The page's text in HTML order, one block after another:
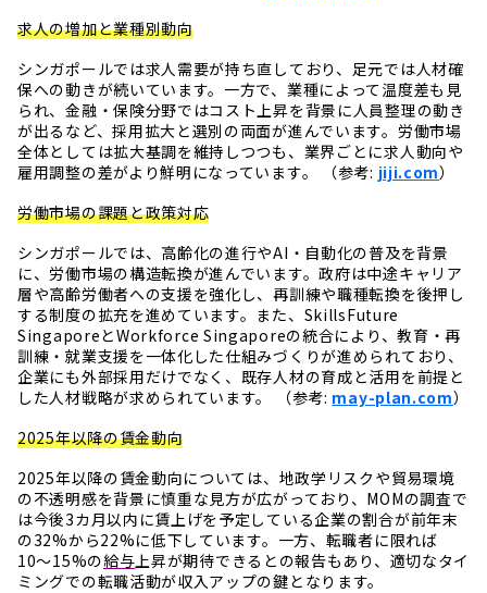
求人の増加と業種別動向
シンガポールでは求人需要が持ち直しており、足元では人材確
保への動きが続いています。一方で、業種によって温度差も見
られ、金融・保険分野ではコスト上昇を背景に人員整理の動き
が出るなど、採用拡大と選別の両面が進んでいます。労働市場
全体としては拡大基調を維持しつつも、業界ごとに求人動向や
雇用調整の差がより鮮明になっています。 （参考: jiji.com）
労働市場の課題と政策対応
シンガポールでは、高齢化の進行やAI・自動化の普及を背景
に、労働市場の構造転換が進んでいます。政府は中途キャリア
層や高齢労働者への支援を強化し、再訓練や職種転換を後押し
する制度の拡充を進めています。また、SkillsFuture
SingaporeとWorkforce Singaporeの統合により、教育・再
訓練・就業支援を一体化した仕組みづくりが進められており、
企業にも外部採用だけでなく、既存人材の育成と活用を前提と
した人材戦略が求められています。 （参考: may-plan.com）
2025年以降の賃金動向
2025年以降の賃金動向については、地政学リスクや貿易環境
の不透明感を背景に慎重な見方が広がっており、MOMの調査で
は今後3カ月以内に賃上げを予定している企業の割合が前年末
の32%から22%に低下しています。一方、転職者に限れば
10〜15%の給与上昇が期待できるとの報告もあり、適切なタイ
ミングでの転職活動が収入アップの鍵となります。